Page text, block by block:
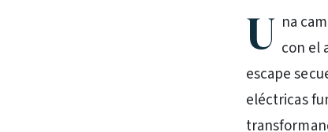
U na
con el
escape
eléctricas